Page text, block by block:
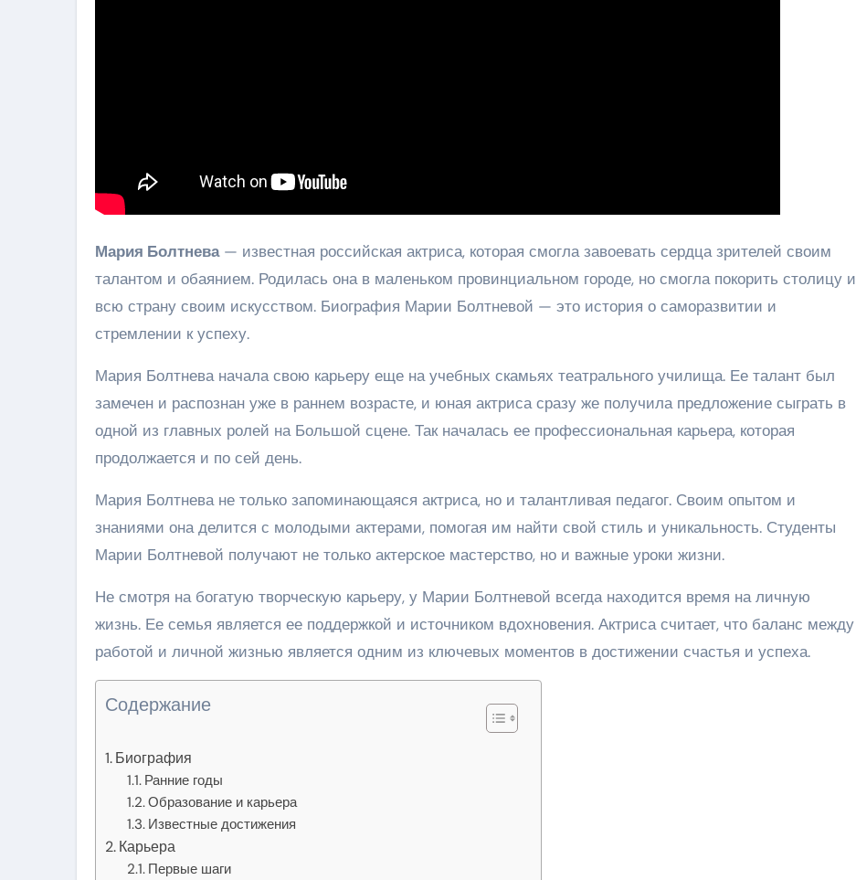
Мария Болтнева— известная российская актриса, которая смогла завоевать сердца зрителей своим
талантом и обаянием. Родилась она в маленьком провинциальном городе, но смогла покорить столицу и
всю страну своим искусством. Биография Марии Болтневой — это история о саморазвитии и
стремлении к успеху.
Мария Болтнева начала свою карьеру еще на учебных скамьях театрального училища. Ее талант был
замечен и распознан уже в раннем возрасте, и юная актриса сразу же получила предложение сыграть в
одной из главных ролей на Большой сцене. Так началась ее профессиональная карьера, которая
продолжается и по сей день.
Мария Болтнева не только запоминающаяся актриса, но и талантливая педагог. Своим опытом и
знаниями она делится с молодыми актерами, помогая им найти свой стиль и уникальность. Студенты
Марии Болтневой получают не только актерское мастерство, но и важные уроки жизни.
Не смотря на богатую творческую карьеру, у Марии Болтневой всегда находится время на личную
жизнь. Ее семья является ее поддержкой и источником вдохновения. Актриса считает, что баланс между
работой и личной жизнью является одним из ключевых моментов в достижении счастья и успеха.
Содержание
Биография
Ранние годы
Образование и карьера
Известные достижения
Карьера
Первые шаги